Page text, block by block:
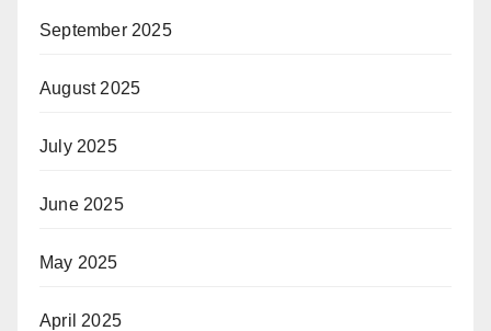
September 2025
August 2025
July 2025
June 2025
May 2025
April 2025